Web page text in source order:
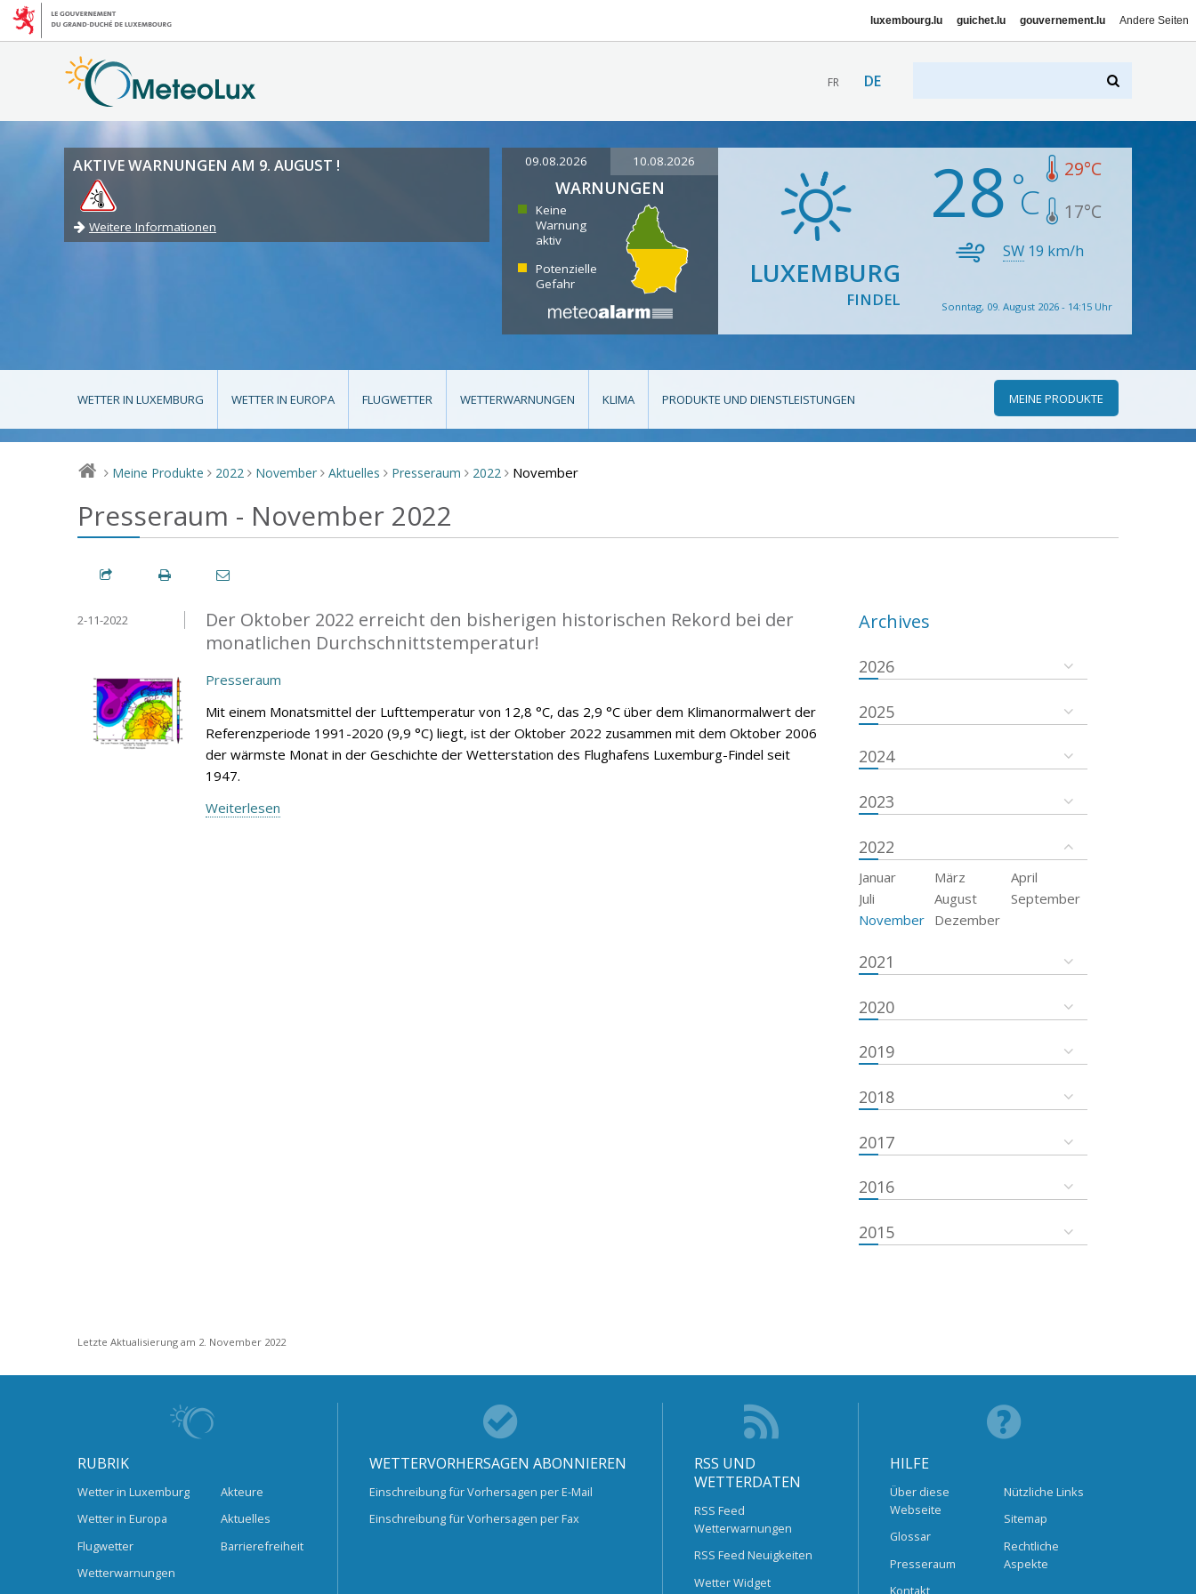
luxembourg.lu guichet.lu gouvernement.lu Andere Seiten
FR DE
AKTIVE WARNUNGEN AM 9. AUGUST !
Weitere Informationen
09.08.2026 10.08.2026
WARNUNGEN
Keine
Warnung
aktiv
Potenzielle
Gefahr
LUXEMBURG
FINDEL
28 29°C
17°C
SW 19 km/h
Sonntag, 09. August 2026 - 14:15 Uhr
WETTER IN LUXEMBURG WETTER IN EUROPA FLUGWETTER WETTERWARNUNGEN KLIMA PRODUKTE UND DIENSTLEISTUNGEN MEINE PRODUKTE
> Meine Produkte > 2022 > November > Aktuelles > Presseraum > 2022 > November
Presseraum - November 2022
Der Oktober 2022 erreicht den bisherigen historischen Rekord bei der
monatlichen Durchschnittstemperatur!
2-11-2022
Presseraum
Mit einem Monatsmittel der Lufttemperatur von 12,8 °C, das 2,9 °C über dem Klimanormalwert der
Referenzperiode 1991-2020 (9,9 °C) liegt, ist der Oktober 2022 zusammen mit dem Oktober 2006
der wärmste Monat in der Geschichte der Wetterstation des Flughafens Luxemburg-Findel seit
1947.
Weiterlesen
Archives
2026
2025
2024
2023
2022
Januar März
April
Juli
August
September
November
Dezember
2021
2020
2019
2018
2017
2016
2015
Letzte Aktualisierung am 2. November 2022
RUBRIK
Wetter in Luxemburg
Wetter in Europa
Flugwetter
Wetterwarnungen
Akteure
Aktuelles
Barrierefreiheit
WETTERVORHERSAGEN ABONNIEREN
Einschreibung für Vorhersagen per E-Mail
Einschreibung für Vorhersagen per Fax
RSS UND
WETTERDATEN
RSS Feed
Wetterwarnungen
RSS Feed Neuigkeiten
Wetter Widget
HILFE
Über diese
Webseite
Glossar
Presseraum
Kontakt
Nützliche Links
Sitemap
Rechtliche
Aspekte